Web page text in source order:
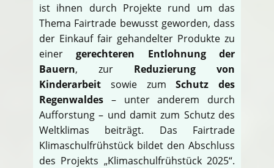
ist ihnen durch Projekte rund um das
Thema Fairtrade bewusst geworden, dass
der Einkauf fair gehandelter Produkte zu
einergerechteren Entlohnung der
Bauern, zur Reduzierung von
Kinderarbeit sowie zumSchutz des
Regenwaldes – unter anderem durch
Aufforstung – und damit zum Schutz des
Weltklimas beiträgt. Das Fairtrade
Klimaschulfrühstück bildet den Abschluss
des Projekts „Klimaschulfrühstück 2025“.